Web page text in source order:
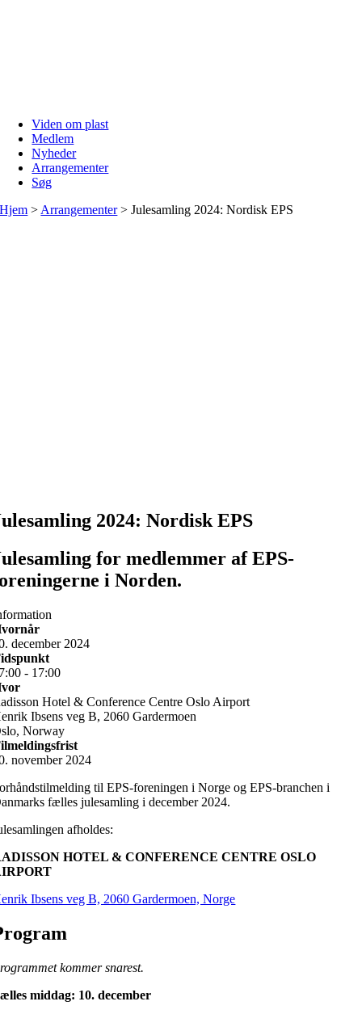
Viden om plast
Medlem
Nyheder
Arrangementer
Søg
Hjem > Arrangementer>Julesamling 2024: Nordisk EPS
2024: Nordisk EPS
for medlemmer af EPS-
i Norden.
december 2024
- 17:00
Hotel & Conference Centre Oslo Airport
Ibsens veg B, 2060 Gardermoen
Norway
november 2024
til EPS-foreningen i Norge og EPS-branchen i
fælles julesamling i december 2024.
afholdes:
HOTEL & CONFERENCE CENTRE OSLO
Ibsens veg B, 2060 Gardermoen, Norge
kommer snarest.
middag: 10. december